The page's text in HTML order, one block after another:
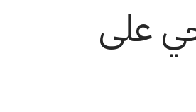
على